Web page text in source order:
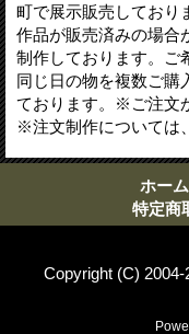
町で展示販売しており
作品が販売済みの場合
制作しております。ご
同じ日の物を複数ご購
ております。※ご注文
※注文制作については
ホーム
特定商
Copyright (C)